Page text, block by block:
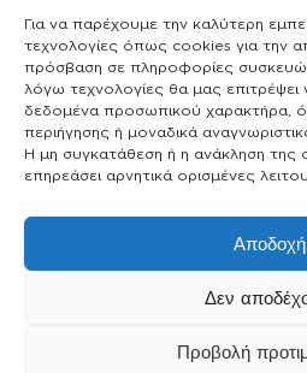
Για να παρέχουμε την καλύτερη
τεχνολογίες όπως cookies για την
πρόσβαση σε πληροφορίες
λόγω τεχνολογίες θα μας
δεδομένα προσωπικού χαρακτήρα,
περιήγησης ή μοναδικά
Η μη συγκατάθεση ή η ανάκληση της
επηρεάσει αρνητικά ορισμένες
Αποδοχή
Δεν
Προβολή
Παραγγελίες
Αναζήτηση παραγγελίας
Λογαριασμός
Ασφαλείς πληρωμές
Developed by